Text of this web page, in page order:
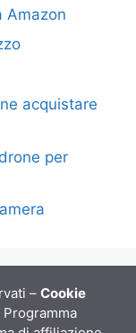
Amazon
acquistare
per
– Cookie